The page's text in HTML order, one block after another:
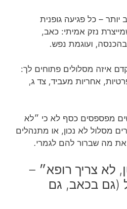
– כל פגיעה גופנית
נזק אמיתי: כאב,
ועוגמת נפש.
איזה מסלולים פתוחים לך:
אחריות מעביד, צד ג,
מפספסים כסף לא כי ״לא
מסלול לא נכון, או מתנהלים
מה שברור להם לגמרי.
קטן, לא צריך רופא״ –
(גם בכאב, גם